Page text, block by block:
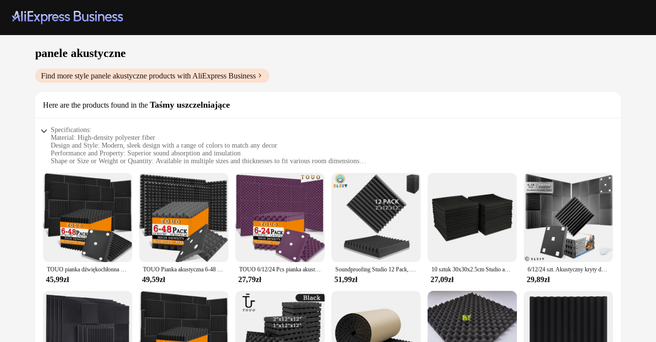
panele akustyczne
Find more style panele akustyczne products with AliExpress Business
Here are the products found in the Taśmy uszczelniające
Specifications:
Material: High-density polyester fiber
Design and Style: Modern, sleek design with a range of colors to match any decor
Performance and Property: Superior sound absorption and insulation
Shape or Size or Weight or Quantity: Available in multiple sizes and thicknesses to fit various room dimensions
Typical Adaptive Scenario: Versatile for walls, ceilings, and doors
Features:
**Enhanced Acoustic Comfort**
Transform your space with our panele akustyczne, a cutting-edge solution for those seeking to improve the acoustics of their environment. Designed with a focus on both style and function, these
acoustic panels are crafted from high-density polyester fiber, ensuring durability and longevity. The modern, sleek design is not only aesthetically pleasing but also available in a variety of colors to
match any decor. Whether you're looking to enhance the ambiance of your home theater, create a professional recording studio, or simply reduce noise in your office, these acoustic panels are your go-
to solution.
**Versatile Installation and Performance**
Our acoustic panels are engineered for versatility, allowing for easy installation on walls, ceilings, and doors. Their superior sound absorption and insulation properties make them a must-have for
anyone seeking to improve the acoustic quality of their space. With multiple sizes and thicknesses available, you can tailor the solution to fit your specific needs. The lightweight and easy-to-handle
nature of these panels makes them a breeze to install, ensuring a seamless integration into your existing decor.
For those in the business of acoustic solutions, our panele akustyczne are an excellent choice for wholesale and vendor partnerships. The high-quality materials and consistent performance make them a
reliable option for resellers. The sets are available for sale, making it convenient for vendors to stock up and offer a comprehensive range of acoustic solutions to their customers. Whether you're a
small business or a large-scale vendor, our acoustic panels are designed to meet the demands of a diverse clientele.
TOUO pianka dźwiękochłonna 6-48 szt. Panele z pianki akustycznej ściana izolacja akustyczna Studio obróbka akustyczna materiał dźwiękochłonny
45,99zł
TOUO Pianka akustyczna 6-48 szt Dźwiękoszczelne panele ścienne Studio o dużej gęstości Materiał dźwiękochłonny Pianka akustyczna Dekoracja domu
49,59zł
TOUO 6/12/24 Pcs pianka akustyczna skrzynka na jajka wygłuszająca wyściółka akustyczna gąbka uszczelniająca studyjna dźwiękoszczelne akcesoria do pokoju
27,79zł
Soundproofing Studio 12 Pack, KTV dźwiękochłonne panele piankowe podkładka z gąbki, ściana izolacyjna do domu dźwiękoszczelna pianka dekoracja domu
51,99zł
10 sztuk 30x30x2.5cm Studio akustyczna pianka Panel dźwiękoszczelna ściana hałas pianka ochronna pochłaniająca dźwięk Panel leczniczy pokój KTV
27,09zł
6/12/24 szt. Akustyczny kryty dźwiękoszczelny Panel piankowy pochłaniający hałas materiał ochronny samoprzylepny dekoracyjny panel ścienny
29,89zł